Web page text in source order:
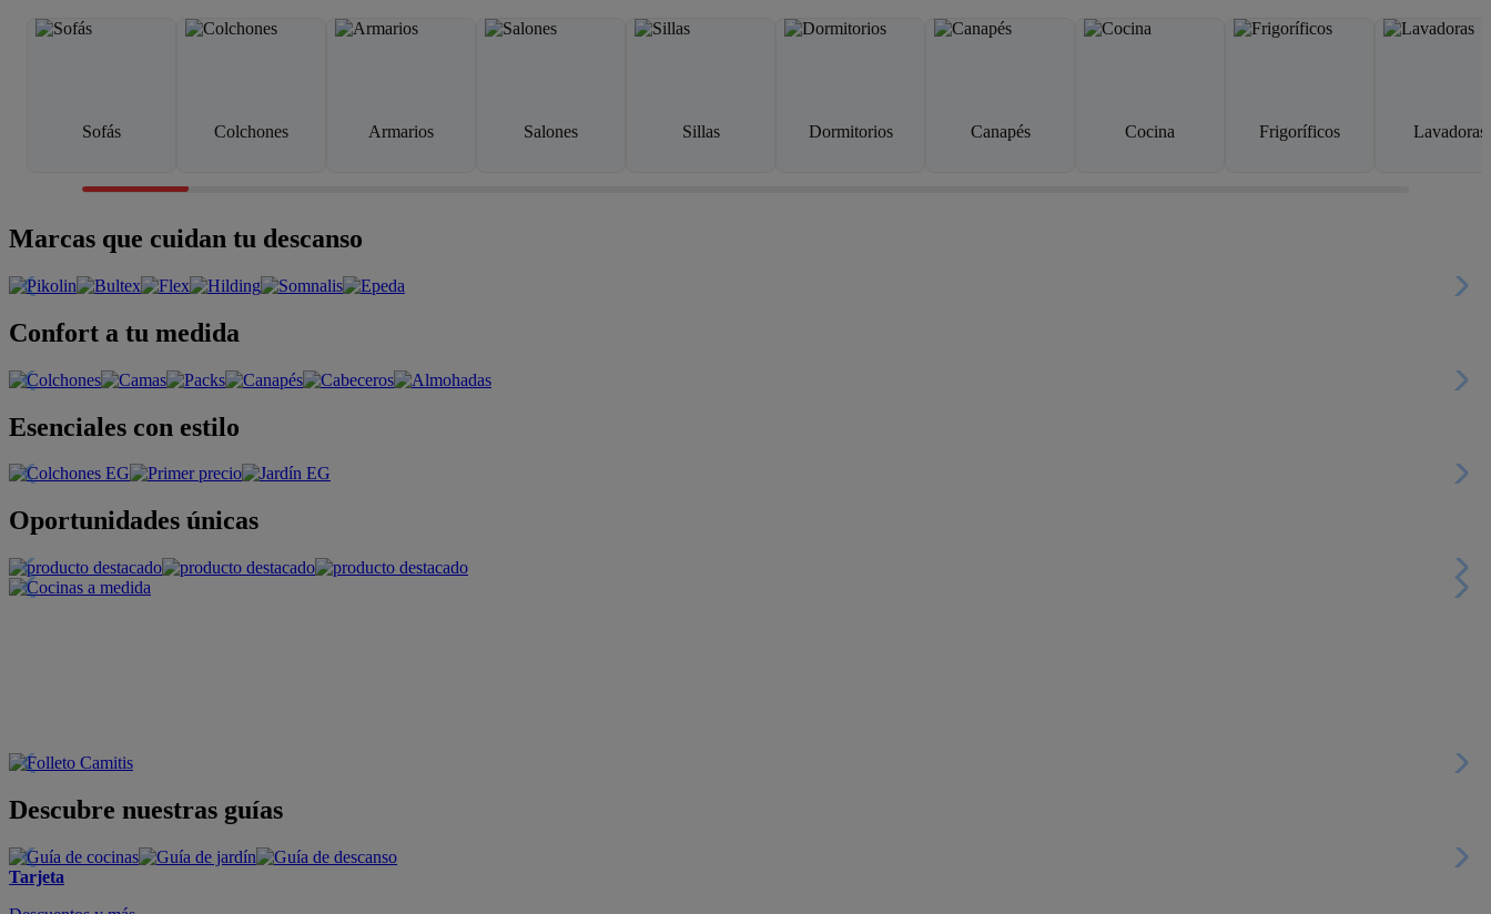
Sofás Colchones Armarios Salones Sillas Dormitorios Canapés Cocina Frigoríficos Lavadoras
Marcas que cuidan tu descanso
Confort a tu medida
Esenciales con estilo
Oportunidades únicas
Descubre nuestras guías
Tarjeta